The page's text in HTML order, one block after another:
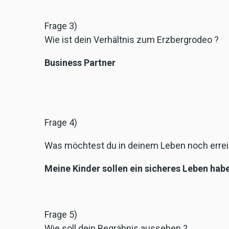
Frage 3)
Wie ist dein Verhältnis zum Erzbergrodeo ?
Business Partner
Frage 4)
Was möchtest du in deinem Leben noch
Meine Kinder sollen ein sicheres Leben
Frage 5)